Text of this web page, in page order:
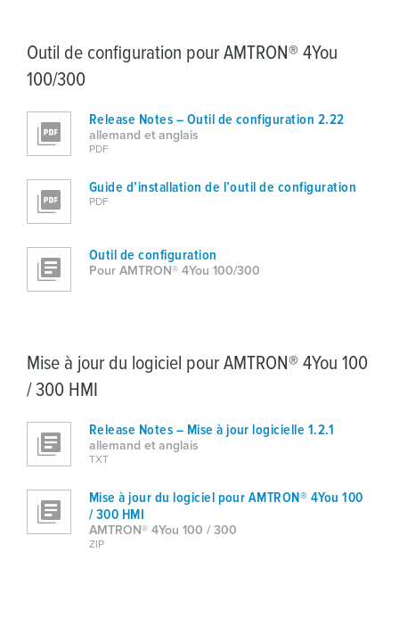
Outil de configuration pour AMTRON® 4You
100/300
Release Notes – Outil de configuration 2.22
allemand et anglais
PDF
Guide d’installation de l’outil de configuration
PDF
Outil de configuration
Pour AMTRON® 4You 100/300
Mise à jour du logiciel pour AMTRON® 4You 100
/ 300 HMI
Release Notes – Mise à jour logicielle 1.2.1
allemand et anglais
TXT
Mise à jour du logiciel pour AMTRON® 4You 100
/ 300 HMI
AMTRON® 4You 100 / 300
ZIP